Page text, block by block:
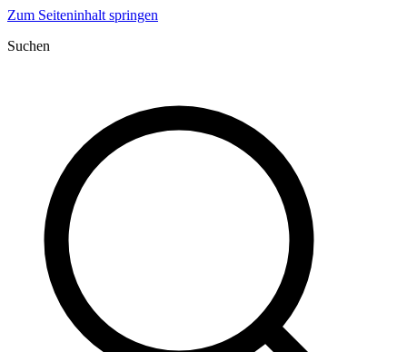
Zum Seiteninhalt springen
Suchen